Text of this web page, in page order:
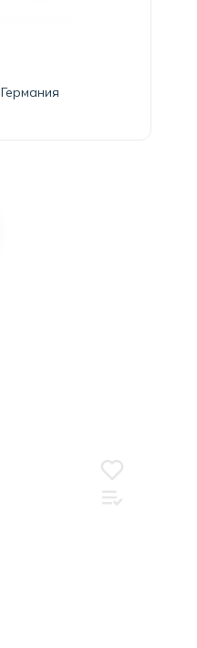
Германия